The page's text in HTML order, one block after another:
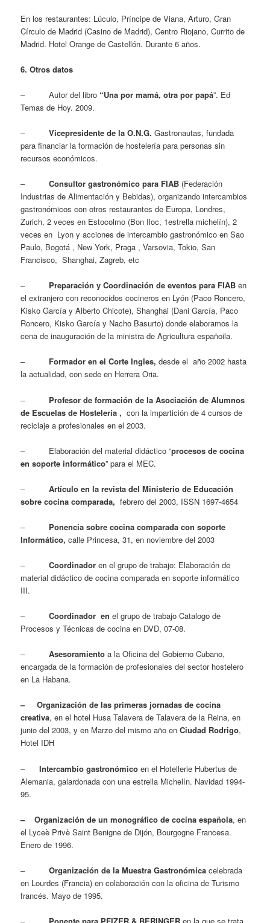
En los restaurantes: Lúculo, Príncipe de Viana, Arturo, Gran
Círculo de Madrid (Casino de Madrid), Centro Riojano, Currito de
Madrid. Hotel Orange de Castellón. Durante 6 años.
6. Otros datos
– Autor del libro “Una por mamá, otra por papá”. Ed
Temas de Hoy. 2009.
–Vicepresidente de la O.N.G.Gastronautas, fundada
para financiar la formación de hostelería para personas sin
recursos económicos.
–Consultor gastronómico para FIAB (Federación
Industrias de Alimentación y Bebidas), organizando intercambios
gastronómicos con otros restaurantes de Europa, Londres,
Zurich, 2 veces en Estocolmo (Bon Iloc, 1estrella michelín), 2
veces en Lyon y acciones de intercambio gastronómico en Sao
Paulo, Bogotá , New York, Praga , Varsovia, Tokio, San
Francisco, Shanghai, Zagreb, etc
– Preparación y Coordinación de eventos para FIABen
el extranjero con reconocidos cocineros en Lyón (Paco Roncero,
Kisko García y Alberto Chicote), Shanghai (Dani García, Paco
Roncero, Kisko García y Nacho Basurto) donde elaboramos la
cena de inauguración de la ministra de Agricultura españoila.
– Formador en el Corte Ingles,desde el año 2002 hasta
la actualidad, con sede en Herrera Oria.
– Profesor de formación de la Asociación de Alumnos
de Escuelas de Hostelería , con la impartición de 4 cursos de
reciclaje a profesionales en el 2003.
– Elaboración del material didáctico “procesos de cocina
en soporte informático” para el MEC.
–Artículo en la revista del Ministerio de Educación
sobre cocina comparada, febrero del 2003, ISSN 1697-4654
– Ponencia sobre cocina comparada con soporte
Informático,calle Princesa, 31, en noviembre del 2003
–Coordinador en el grupo de trabajo: Elaboración de
material didáctico de cocina comparada en soporte informático
III.
–Coordinador enel grupo de trabajo Catalogo de
Procesos y Técnicas de cocina en DVD, 07-08.
–Asesoramiento a la Oficina del Gobierno Cubano,
encargada de la formación de profesionales del sector hostelero
en La Habana.
– Organización de las primeras jornadas de cocina
creativa, en el hotel Husa Talavera de Talavera de la Reina, en
junio del 2003, y en Marzo del mismo año enCiudad Rodrigo,
Hotel IDH
–Intercambio gastronómico en el Hotellerie Hubertus de
Alemania, galardonada con una estrella Michelín. Navidad 1994-
95.
– Organización de un monográfico de cocina española, en
el Lyceè Privè Saint Benigne de Dijón, Bourgogne Francesa.
Enero de 1996.
–Organización de la Muestra Gastronómica celebrada
en Lourdes (Francia) en colaboración con la oficina de Turismo
francés. Mayo de 1995.